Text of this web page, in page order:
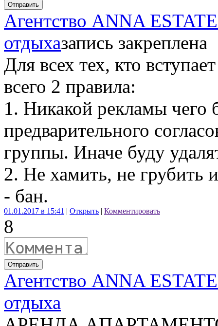
Отправить
Агентство ANNA
отдыхазапись закреплена
Для всех тех, кто
всего 2 правила:
1. Никакой рекламы чего
предварительного
группы. Иначе буду
2. Не хамить, не грубить
- бан.
01.01.2017 в 15:41 | Открыть | Комментировать
8
Отправить
Агентство ANNA
отдыха